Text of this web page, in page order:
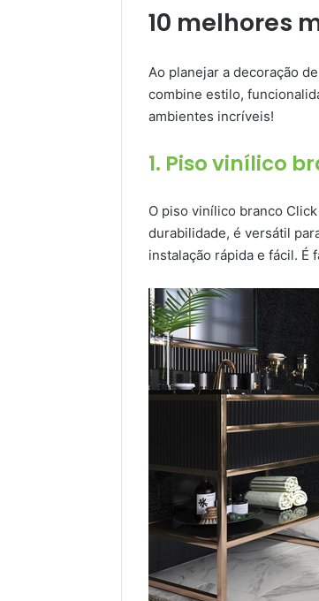
10 melhores
Ao planejar a decoração
combine estilo,
ambientes incríveis!
1. Piso vinílico
O piso vinílico branco
durabilidade, é versátil
instalação rápida e fácil. É